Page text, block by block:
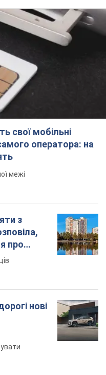
свої мобільні
оператора: на
межі
з
про
нові